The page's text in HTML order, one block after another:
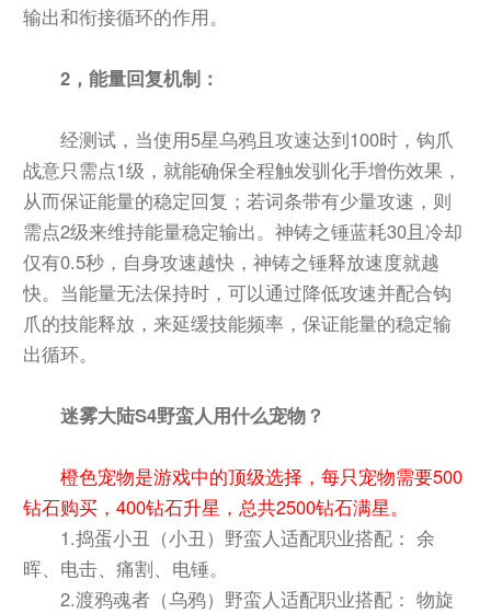
输出和衔接循环的作用。
2，能量回复机制：
经测试，当使用5星乌鸦且攻速达到100时，钩爪
战意只需点1级，就能确保全程触发驯化手增伤效果，
从而保证能量的稳定回复；若词条带有少量攻速，则
需点2级来维持能量稳定输出。神铸之锤蓝耗30且冷却
仅有0.5秒，自身攻速越快，神铸之锤释放速度就越
快。当能量无法保持时，可以通过降低攻速并配合钩
爪的技能释放，来延缓技能频率，保证能量的稳定输
出循环。
迷雾大陆S4野蛮人用什么宠物？
橙色宠物是游戏中的顶级选择，每只宠物需要500
钻石购买，400钻石升星，总共2500钻石满星。
1.捣蛋小丑（小丑）野蛮人适配职业搭配： 余
晖、电击、痛割、电锤。
2.渡鸦魂者（乌鸦）野蛮人适配职业搭配： 物旋